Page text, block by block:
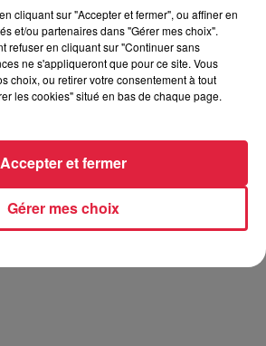
suivi à 16h par l’orchestre «
une après-midi et une soirée
de dîner dès 18h30. Le fil
sera la pesée du chou, comme l’an
à estimer le poids d’un chou
se réjouit d’avance de vous
ambiance festive automnale. Il
par email à l’adresse :
ou par téléphone au
06.12.15.62.78. Facebook : Fête de la
cliquant sur "Accepter et fermer", ou affiner en
et/ou partenaires dans "Gérer mes choix".
refuser en cliquant sur "Continuer sans
ne s'appliqueront que pour ce site. Vous
choix, ou retirer votre consentement à tout
les cookies" situé en bas de chaque page.
Gérer mes choix
Accepter et fermer